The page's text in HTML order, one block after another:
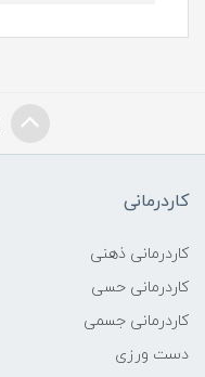
کاردرمانی
کاردرمانی ذهنی
کاردرمانی حسی
کاردرمانی جسمی
دست ورزی